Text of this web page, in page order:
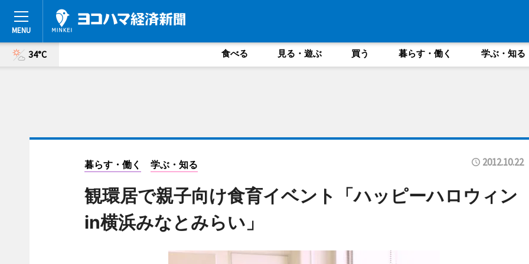
34°C 食べる 見る・遊ぶ 買う 暮らす・働く 学ぶ・知る
暮らす・働く 学ぶ・知る 2012.10.22
観環居で親子向け食育イベント「ハッピーハロウィン
in横浜みなとみらい」